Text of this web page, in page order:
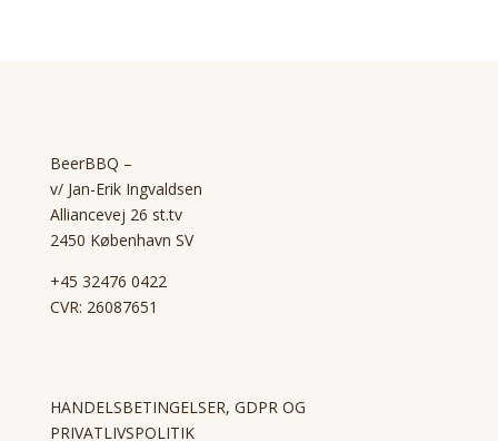
BeerBBQ –
v/ Jan-Erik Ingvaldsen
Alliancevej 26 st.tv
2450 København SV
+45 32476 0422
CVR: 26087651
HANDELSBETINGELSER, GDPR OG
PRIVATLIVSPOLITIK